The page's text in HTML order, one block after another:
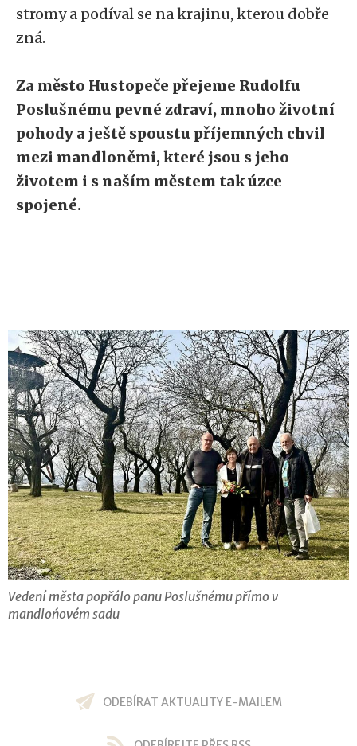
stromy a podíval se na krajinu, kterou dobře
zná.
Za město Hustopeče přejeme Rudolfu
Poslušnému pevné zdraví, mnoho životní
pohody a ještě spoustu příjemných chvil
mezi mandloněmi, které jsou s jeho
životem i s naším městem tak úzce
spojené.
Vedení města popřálo panu Poslušnému přímo v
mandlońovém sadu
ODEBÍRAT AKTUALITY E-MAILEM